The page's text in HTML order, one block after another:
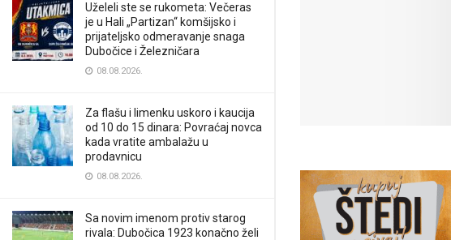
Uželeli ste se rukometa: Večeras
je u Hali „Partizan“ komšijsko i
prijateljsko odmeravanje snaga
Dubočice i Železničara
08.08.2026.
Za flašu i limenku uskoro i kaucija
od 10 do 15 dinara: Povraćaj novca
kada vratite ambalažu u
prodavnicu
08.08.2026.
Sa novim imenom protiv starog
rivala: Dubočica 1923 konačno želi